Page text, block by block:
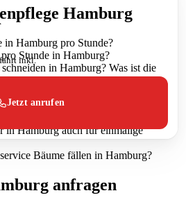
inkl.
Jetzt anrufen
Hamburg
in Hamburg pro Stunde?
Stunde in Hamburg?
in Hamburg? Was ist die
ist HeimServ als Gärtner
in Hamburg auch für einmalige
Bäume fällen in Hamburg?
anfragen